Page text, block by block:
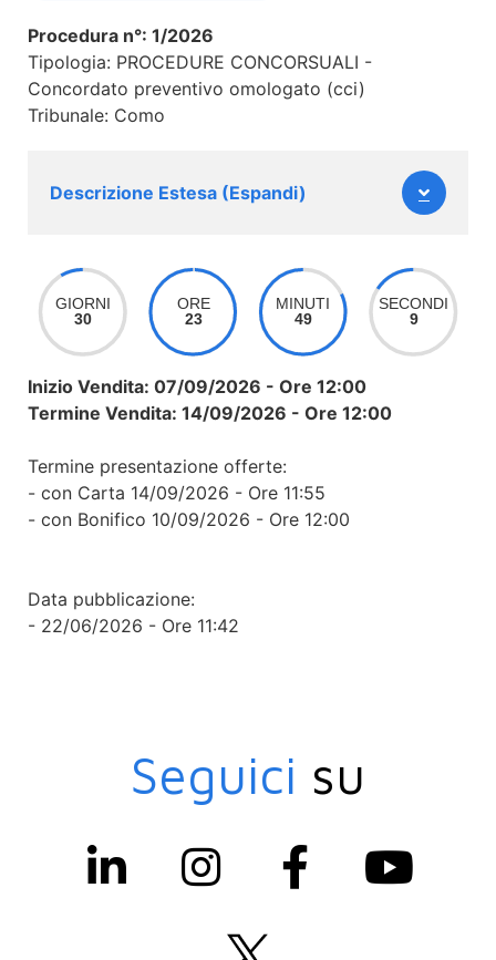
Procedura n°: 1/2026
Tipologia: PROCEDURE CONCORSUALI -
Concordato preventivo omologato (cci)
Tribunale: Como
Descrizione Estesa (Espandi)
GIORNI
30
ORE
23
MINUTI
49
SECONDI
9
Inizio Vendita: 07/09/2026 - Ore 12:00
Termine Vendita: 14/09/2026 - Ore 12:00
Termine presentazione offerte:
- con Carta 14/09/2026 - Ore 11:55
- con Bonifico 10/09/2026 - Ore 12:00
Data pubblicazione:
- 22/06/2026 - Ore 11:42
Seguici su